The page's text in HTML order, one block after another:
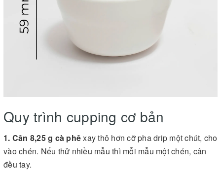
Quy trình cupping cơ bản
1. Cân 8,25 g cà phêxay thô hơn cỡ pha drip một chút, cho
vào chén. Nếu thử nhiều mẫu thì mỗi mẫu một chén, cân
đều tay.